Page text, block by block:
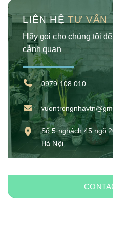
LIÊN HỆ TƯ VẤN
Hãy gọi cho chúng tôi
cảnh quan
0979 108 010
Số 5 nghách 45 ngõ
Hà Nội